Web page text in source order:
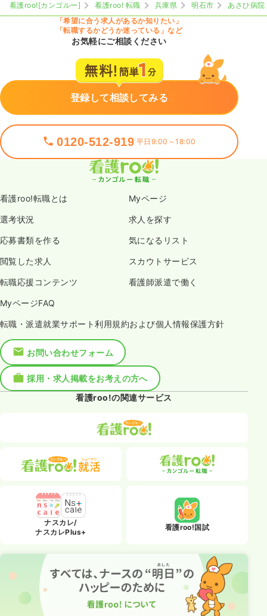
看護roo![カンゴルー] 看護roo! 転職 兵庫県 明石市
あさひ病院
「希望に合う求人があるか知りたい」
「転職するかどうか迷っている」など
お気軽にご相談ください
登録して相談してみる
0120-512-919 平日9:00～18:00
看護roo!転職とは Myページ
選考状況 求人を探す
応募書類を作る 気になるリスト
閲覧した求人 スカウトサービス
転職応援コンテンツ 看護師派遣で働く
MyページFAQ
転職・派遣就業サポート利用規約および個人情報保護方針
お問い合わせフォーム
採用・求人掲載をお考えの方へ
看護roo!の関連サービス
ナスカレ/
ナスカレPlus+
看護roo!国試